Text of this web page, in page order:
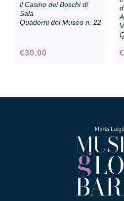
Accessibilità
il Casino dei Boschi di
Sala
Quaderni del Museo n. 22
€30.00 €